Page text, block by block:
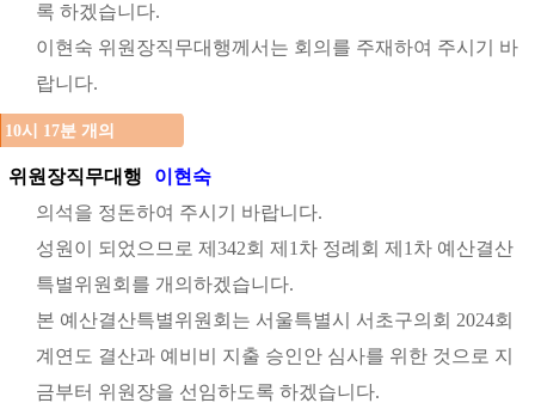
록 하겠습니다.
이현숙 위원장직무대행께서는 회의를 주재하여 주시기 바
랍니다.
10시 17분 개의
위원장직무대행
이현숙
의석을 정돈하여 주시기 바랍니다.
성원이 되었으므로 제342회 제1차 정례회 제1차 예산결산
특별위원회를 개의하겠습니다.
본 예산결산특별위원회는 서울특별시 서초구의회 2024회
계연도 결산과 예비비 지출 승인안 심사를 위한 것으로 지
금부터 위원장을 선임하도록 하겠습니다.